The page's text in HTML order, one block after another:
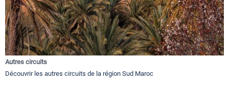
Autres circuits
Découvrir les autres circuits de la région Sud Maroc